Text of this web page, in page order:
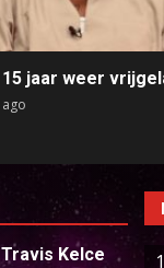
15 jaar weer
Kelce